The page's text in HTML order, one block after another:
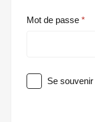
Mot de passe
Se